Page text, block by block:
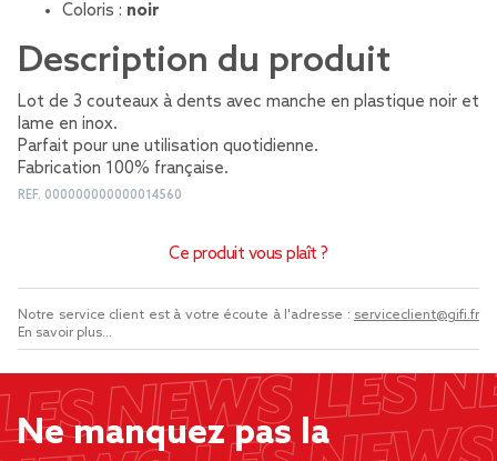
Coloris : noir
Description du produit
Lot de 3 couteaux à dents avec manche en plastique noir et
lame en inox.
Parfait pour une utilisation quotidienne.
Fabrication 100% française.
REF. 000000000000014560
Ce produit vous plaît ?
Notre service client est à votre écoute à l'adresse : serviceclient@gifi.fr
En savoir plus...
Ne manquez pas la